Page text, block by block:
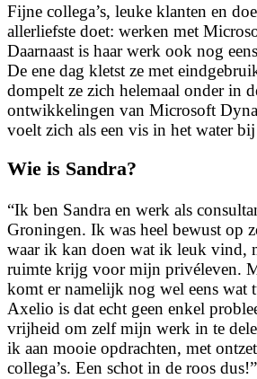
Fijne collega’s, leuke klanten en
allerliefste doet: werken met
Daarnaast is haar werk ook nog
De ene dag kletst ze met
dompelt ze zich helemaal onder in
ontwikkelingen van Microsoft
voelt zich als een vis in het water
Wie is Sandra?
“Ik ben Sandra en werk als
Groningen. Ik was heel bewust op
waar ik kan doen wat ik leuk vind,
ruimte krijg voor mijn privéleven.
komt er namelijk nog wel eens wat
Axelio is dat echt geen enkel
vrijheid om zelf mijn werk in te
ik aan mooie opdrachten, met
collega’s. Een schot in de roos dus!”